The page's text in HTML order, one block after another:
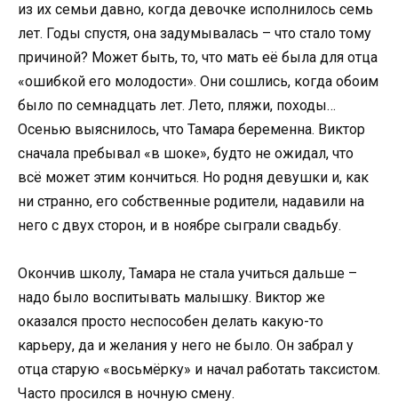
из их семьи давно, когда девочке исполнилось семь
лет. Годы спустя, она задумывалась – что стало тому
причиной? Может быть, то, что мать её была для отца
«ошибкой его молодости». Они сошлись, когда обоим
было по семнадцать лет. Лето, пляжи, походы…
Осенью выяснилось, что Тамара беременна. Виктор
сначала пребывал «в шоке», будто не ожидал, что
всё может этим кончиться. Но родня девушки и, как
ни странно, его собственные родители, надавили на
него с двух сторон, и в ноябре сыграли свадьбу.
Окончив школу, Тамара не стала учиться дальше –
надо было воспитывать малышку. Виктор же
оказался просто неспособен делать какую-то
карьеру, да и желания у него не было. Он забрал у
отца старую «восьмёрку» и начал работать таксистом.
Часто просился в ночную смену.